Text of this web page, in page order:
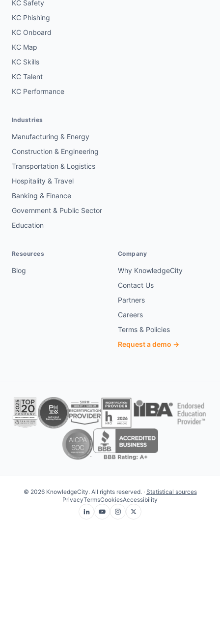
KC Safety
KC Phishing
KC Onboard
KC Map
KC Skills
KC Talent
KC Performance
Industries
Manufacturing & Energy
Construction & Engineering
Transportation & Logistics
Hospitality & Travel
Banking & Finance
Government & Public Sector
Education
Resources
Blog
Company
Why KnowledgeCity
Contact Us
Partners
Careers
Terms & Policies
Request a demo →
© 2026 KnowledgeCity. All rights reserved. · Statistical sources
PrivacyTermsCookiesAccessibility